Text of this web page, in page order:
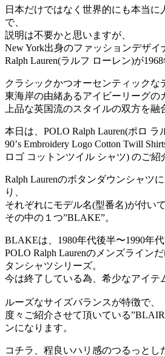
日本だけではなく世界的にも本当に
で、
説明は不要かと思いますが、
New York出身のファッションデザイ
Ralph Lauren(ラルフ ローレン)が1968
クラシックかつオーセンティックな
東海岸の由緒あるアイビーリーグの
上品な英国流のスタイルの双方を融
本日は、POLO Ralph Lauren(ポロ ラ
90’s Embroidery Logo Cotton Twill
ロゴ コットンツイル シャツ) のご紹
Ralph Laurenのボタンダウンシャツ
り、
それぞれにモデル名(型番名)が付い
その中の１つ”BLAKE”。
BLAKEは、1980年代後半〜1990年代
POLO Ralph Laurenのメンズライン
タンシャツシリーズ。
今は終了している為、希少なアイテ
ルーズなサイズバランスが特徴で、
度々ご紹介させて頂いている”
ンになります。
コチラ、程良いハリ感のつるっとし